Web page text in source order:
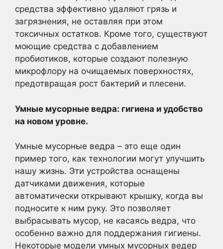
средства эффективно удаляют грязь и
загрязнения, не оставляя при этом
токсичных остатков. Кроме того, существуют
моющие средства с добавлением
пробиотиков, которые создают полезную
микрофлору на очищаемых поверхностях,
предотвращая рост бактерий и плесени.
Умные мусорные ведра: гигиена и удобство
на новом уровне.
Умные мусорные ведра – это еще один
пример того, как технологии могут улучшить
нашу жизнь. Эти устройства оснащены
датчиками движения, которые
автоматически открывают крышку, когда вы
подносите к ним руку. Это позволяет
выбрасывать мусор, не касаясь ведра, что
особенно важно для поддержания гигиены.
Некоторые модели умных мусорных ведер